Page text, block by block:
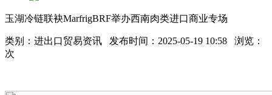
玉湖冷链联袂MarfrigBRF举办西南肉类进口商业专场
类别：进出口贸易资讯 发布时间：2025-05-19 10:58 浏览：
次